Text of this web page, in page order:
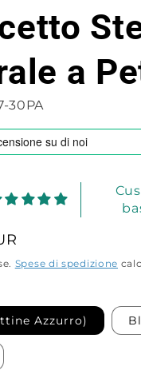
a
30PA
Spese di spedizione
Azzurro)